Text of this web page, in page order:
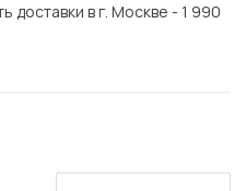
доставки в г. Москве - 1 990